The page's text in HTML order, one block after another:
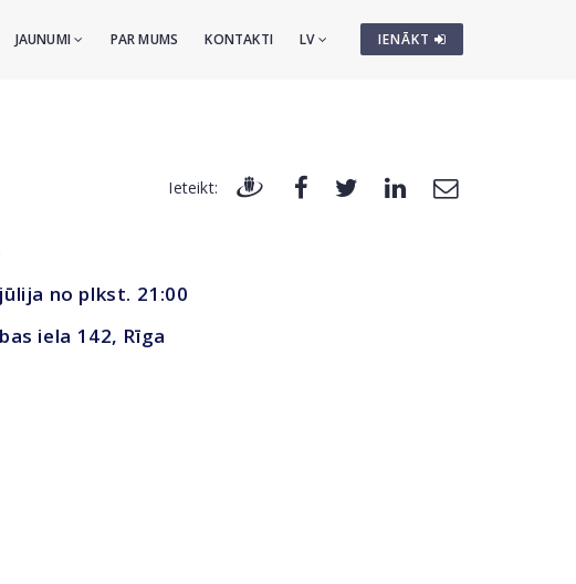
IENĀKT
JAUNUMI PAR MUMS KONTAKTI LV
Ieteikt:
no plkst. 21:00
iela 142, Rīga